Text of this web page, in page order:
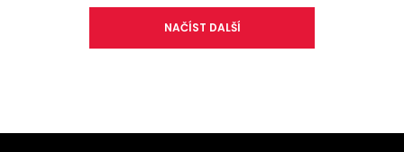
NAČÍST DALŠÍ